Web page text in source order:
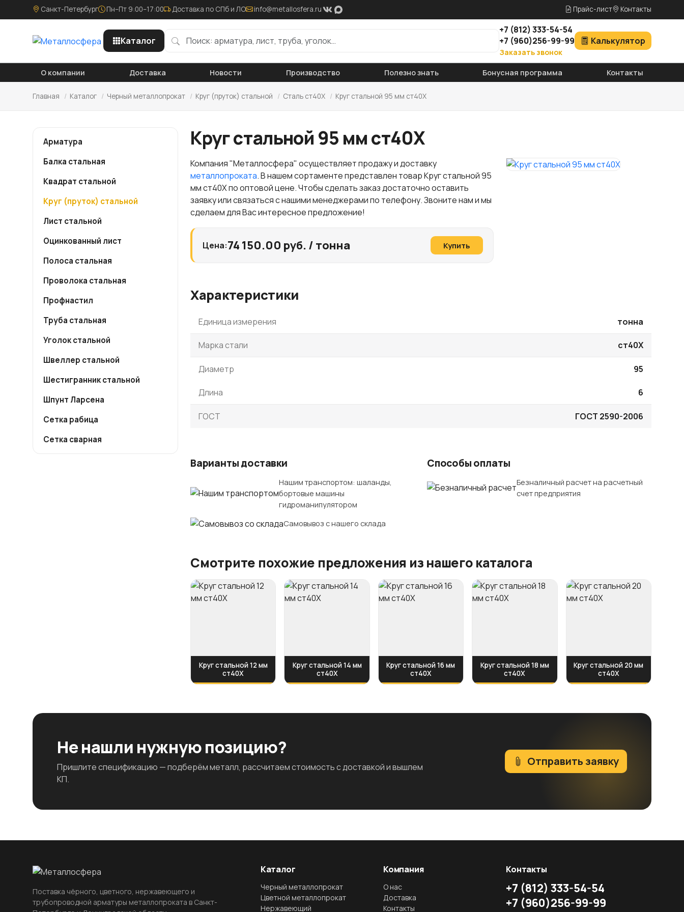
Санкт-Петербург Пн–Пт 9:00–17:00 Доставка по СПб и ЛО info@metallosfera.ru Прайс-лист Контакты
Каталог
+7 (812)333-54-54
+7 (960)256-99-99
Заказать звонок
Калькулятор
О компании Доставка Новости Производство Полезно знать Бонусная программа Контакты
Главная / Каталог / Черный металлопрокат / Круг (пруток) стальной / Сталь ст40Х / Круг стальной 95 мм ст40Х
Арматура
Балка стальная
Квадрат стальной
Круг (пруток) стальной
Лист стальной
Оцинкованный лист
Полоса стальная
Проволока стальная
Профнастил
Труба стальная
Уголок стальной
Швеллер стальной
Шестигранник стальной
Шпунт Ларсена
Сетка рабица
Сетка сварная
Круг стальной 95 мм ст40Х
Компания "Металлосфера" осуществляет продажу и доставку
металлопроката. В нашем сортаменте представлен товар Круг стальной 95
мм ст40Х по оптовой цене. Чтобы сделать заказ достаточно оставить
заявку или связаться с нашими менеджерами по телефону. Звоните нам и мы
сделаем для Вас интересное предложение!
Цена:74 150.00 руб. / тонна Купить
Характеристики
Единица измерения тонна
Марка стали ст40Х
Диаметр 95
Длина 6
ГОСТ ГОСТ 2590-2006
Варианты доставки
Нашим транспортом: шаланды,
бортовые машины
гидроманипулятором
Самовывоз с нашего склада
Способы оплаты
Безналичный расчет на расчетный
счет предприятия
Смотрите похожие предложения из нашего каталога
Круг стальной 12 мм
ст40Х
Круг стальной 14 мм
ст40Х
Круг стальной 16 мм
ст40Х
Круг стальной 18 мм
ст40Х
Круг стальной 20 мм
ст40Х
Не нашли нужную позицию?
Пришлите спецификацию — подберём металл, рассчитаем стоимость с доставкой и вышлем
КП.
Отправить заявку
Поставка чёрного, цветного, нержавеющего и
трубопроводной арматуры металлопроката в Санкт-
Каталог
Черный металлопрокат
Цветной металлопрокат
Нержавеющий
Компания
О нас
Доставка
Контакты
Контакты
+7 (812) 333-54-54
+7 (960)256-99-99